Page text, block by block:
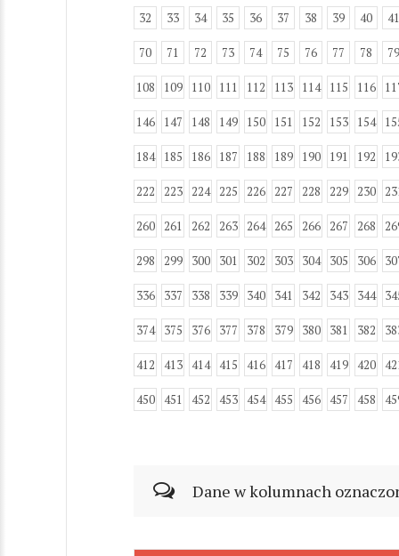
32 33 34 35 36 37 38 39 40 41
70 71 72 73 74 75 76 77 78 79
108 109 110 111 112 113 114 115 116
146 147 148 149 150 151 152 153 154
184 185 186 187 188 189 190 191 192
222 223 224 225 226 227 228 229 230
260 261 262 263 264 265 266 267 268
298 299 300 301 302 303 304 305 306
336 337 338 339 340 341 342 343 344
374 375 376 377 378 379 380 381 382
412 413 414 415 416 417 418 419 420
450 451 452 453 454 455 456 457 458
Dane w kolumnach